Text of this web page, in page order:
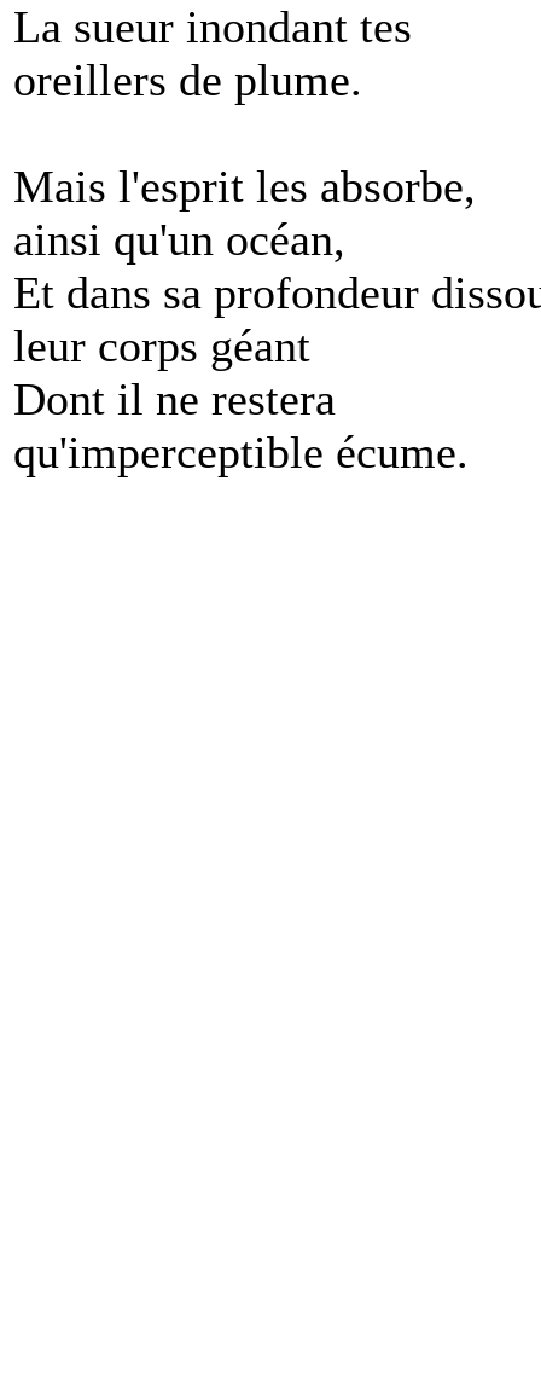
La sueur inondant tes
oreillers de plume.
Mais l'esprit les absorbe,
ainsi qu'un océan,
Et dans sa profondeur
leur corps géant
Dont il ne restera
qu'imperceptible écume.